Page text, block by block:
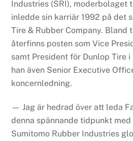
Industries (SRI), moderbolaget
inledde sin karriär 1992 på det
Tire & Rubber Company.
återfinns posten som Vice
samt President för Dunlop Tire
han även Senior Executive
koncernledning.
— Jag är hedrad över att leda
denna spännande tidpunkt med
Sumitomo Rubber Industries